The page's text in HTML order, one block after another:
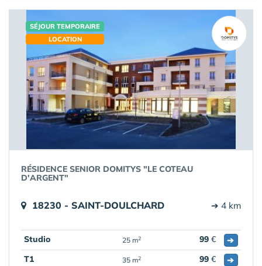
SÉJOUR TEMPORAIRE
LOCATION
RÉSIDENCE SENIOR DOMITYS "LE COTEAU
D'ARGENT"
18230 - SAINT-DOULCHARD ➔ 4 km
Studio 25 m2 99 €
➔
T1
35 m2 99 € ➔